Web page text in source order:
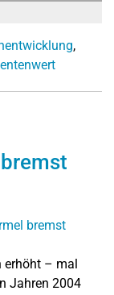
,
erhöht – mal
Jahren 2004